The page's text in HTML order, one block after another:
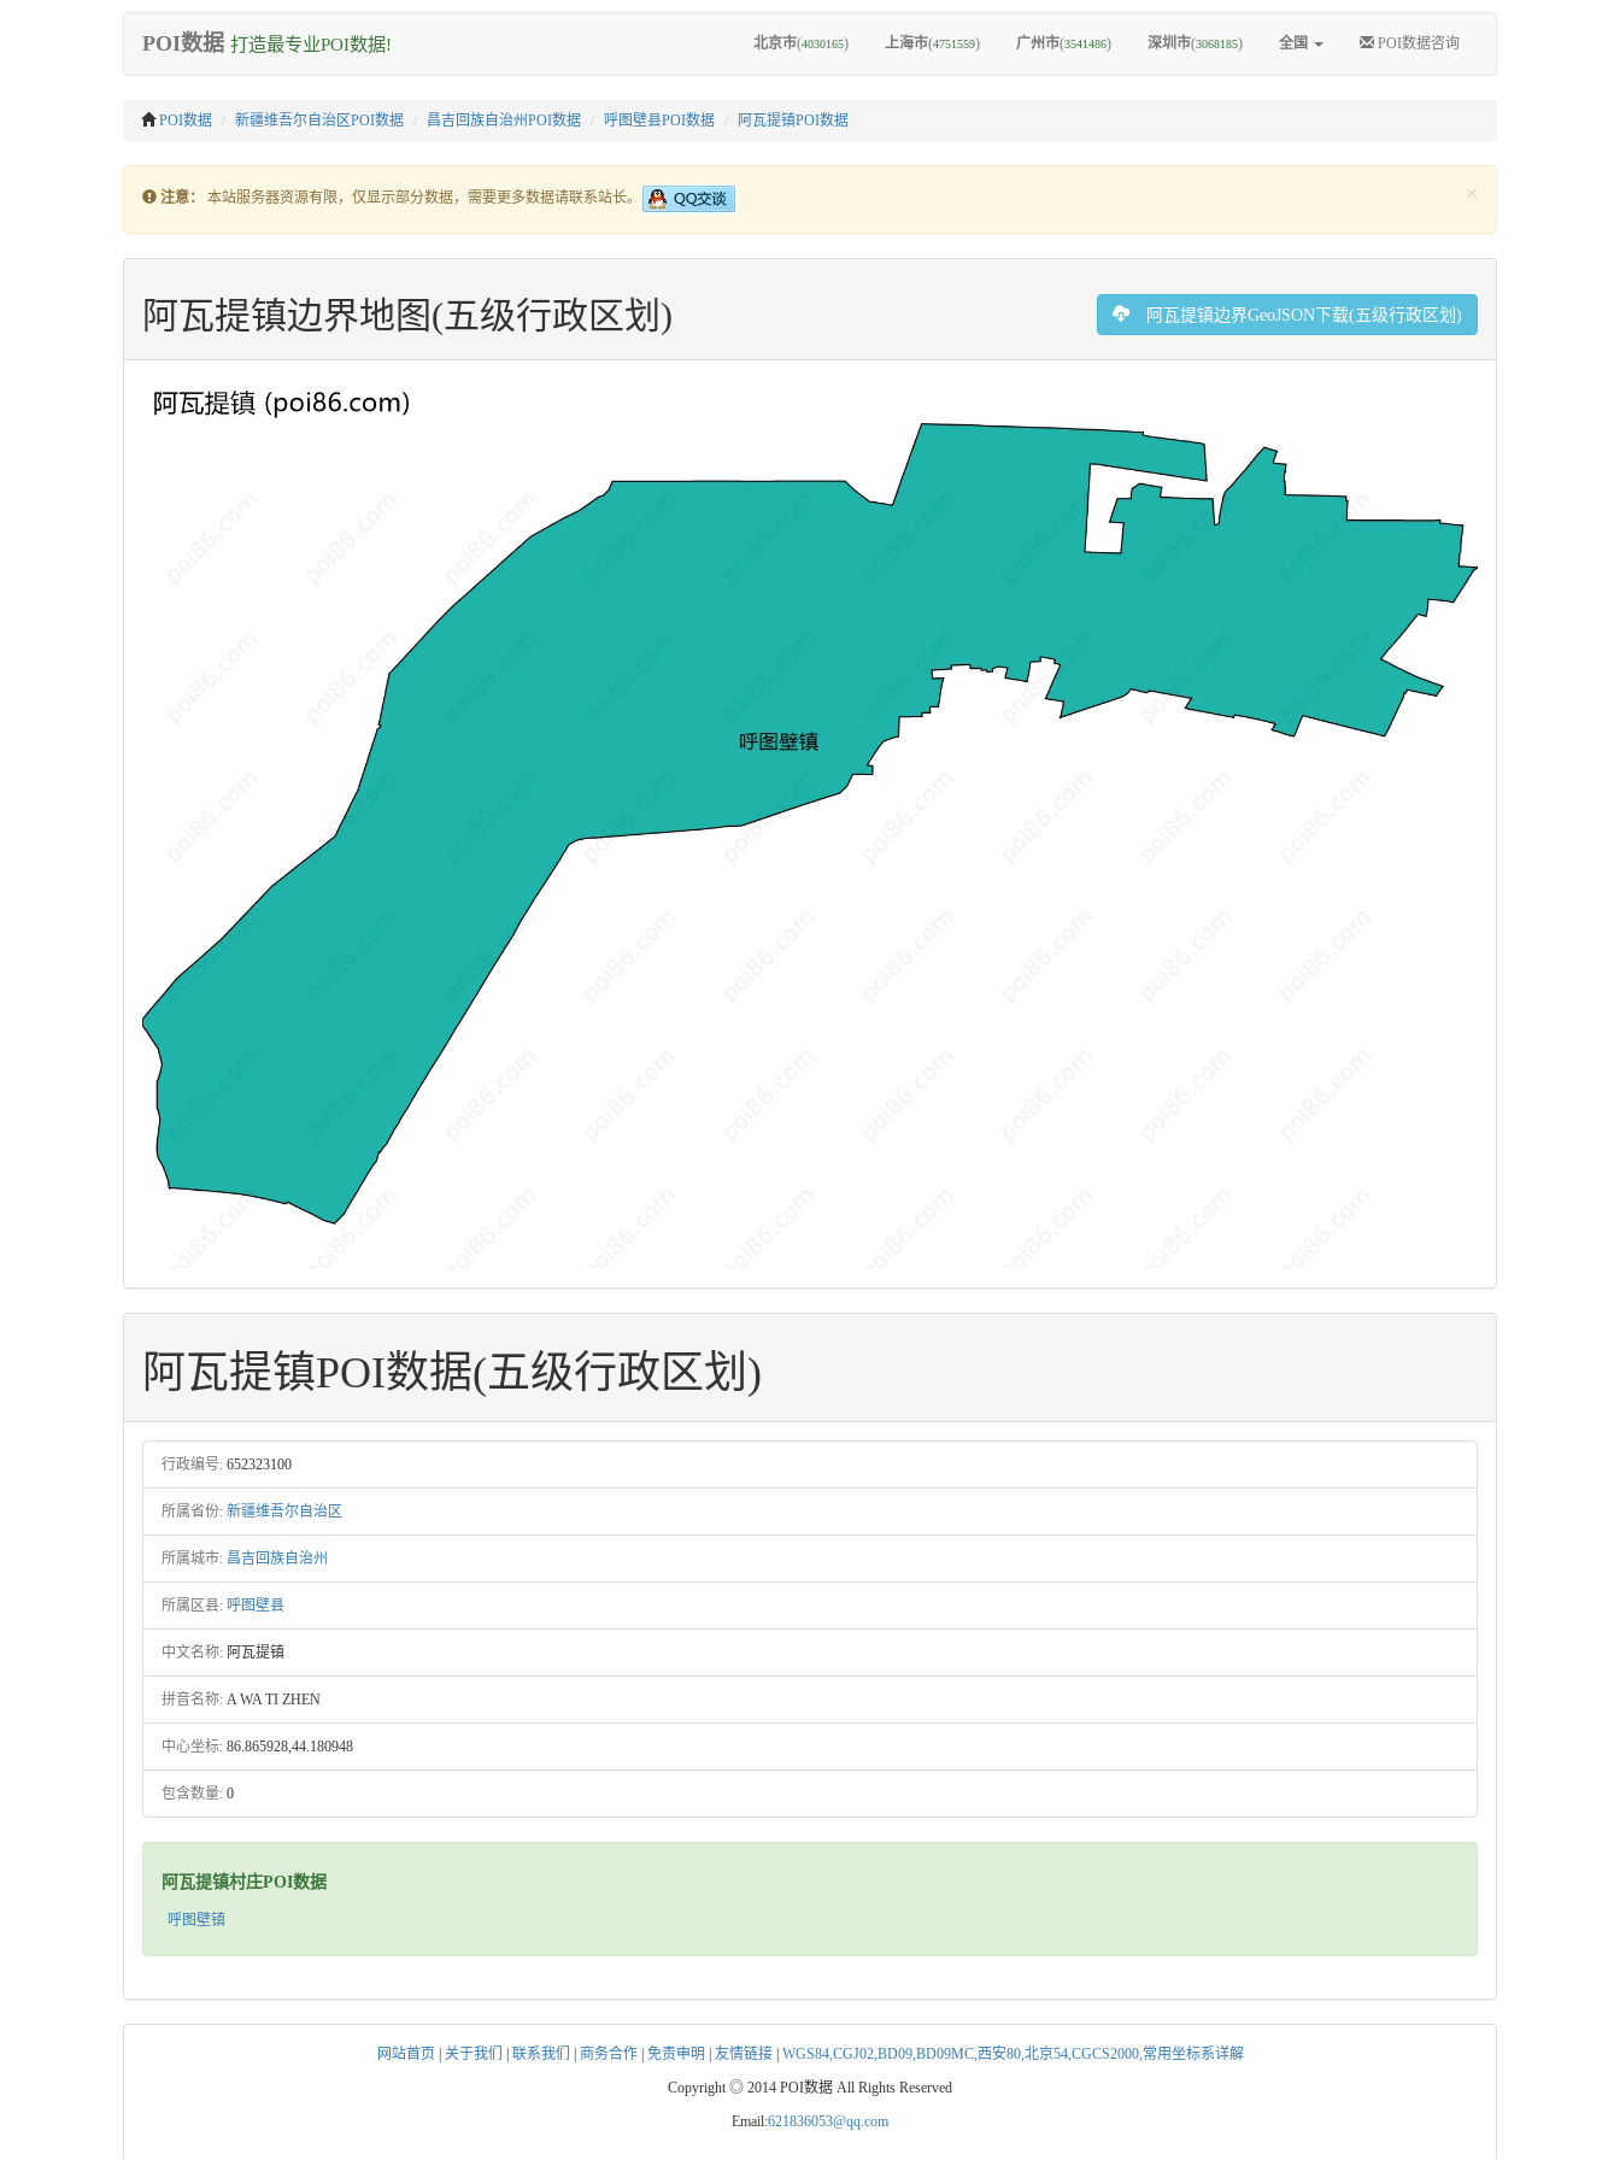
POI数据 打造最专业POI数据! 北京市(4030165) 上海市(4751559) 广州市(3541486) 深圳市(3068185) 全国 POI数据咨询
POI数据 新疆维吾尔自治区POI数据 昌吉回族自治州POI数据 呼图壁县POI数据 阿瓦提镇POI数据
×
注意： 本站服务器资源有限，仅显示部分数据，需要更多数据请联系站长。
阿瓦提镇边界地图(五级行政区划) 阿瓦提镇边界GeoJSON下载(五级行政区划)
阿瓦提镇POI数据(五级行政区划)
行政编号: 652323100
所属省份: 新疆维吾尔自治区
所属城市: 昌吉回族自治州
所属区县: 呼图壁县
中文名称: 阿瓦提镇
拼音名称: A WA TI ZHEN
中心坐标: 86.865928,44.180948
包含数量: 0
阿瓦提镇村庄POI数据
呼图壁镇
网站首页| 关于我们 | 联系我们 | 商务合作| 免责申明 | 友情链接| WGS84,CGJ02,BD09,BD09MC,西安80,北京54,CGCS2000,常用坐标系详解
Copyright ◎ 2014 POI数据 All Rights Reserved
Email:621836053@qq.com